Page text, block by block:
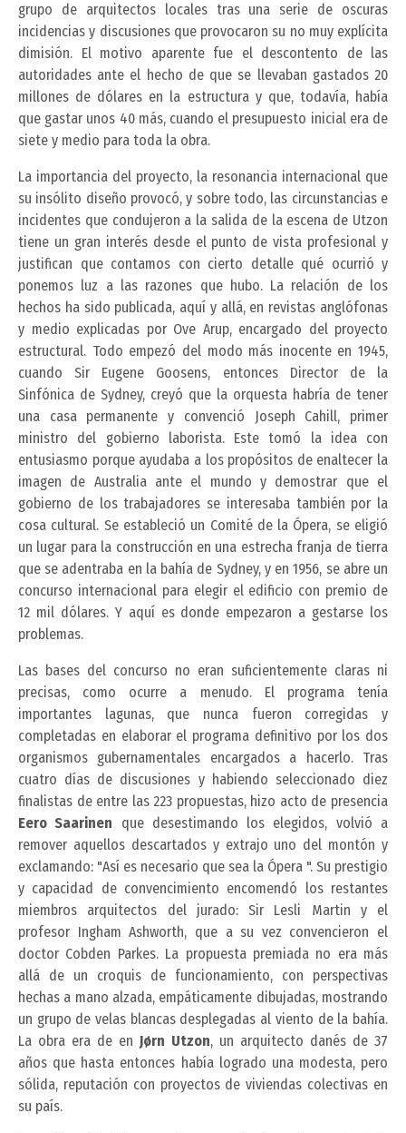
grupo de arquitectos locales tras una serie de oscuras
incidencias y discusiones que provocaron su no muy explícita
dimisión. El motivo aparente fue el descontento de las
autoridades ante el hecho de que se llevaban gastados 20
millones de dólares en la estructura y que, todavía, había
que gastar unos 40 más, cuando el presupuesto inicial era de
siete y medio para toda la obra.
La importancia del proyecto, la resonancia internacional que
su insólito diseño provocó, y sobre todo, las circunstancias e
incidentes que condujeron a la salida de la escena de Utzon
tiene un gran interés desde el punto de vista profesional y
justifican que contamos con cierto detalle qué ocurrió y
ponemos luz a las razones que hubo. La relación de los
hechos ha sido publicada, aquí y allá, en revistas anglófonas
y medio explicadas por Ove Arup, encargado del proyecto
estructural. Todo empezó del modo más inocente en 1945,
cuando Sir Eugene Goosens, entonces Director de la
Sinfónica de Sydney, creyó que la orquesta habría de tener
una casa permanente y convenció Joseph Cahill, primer
ministro del gobierno laborista. Este tomó la idea con
entusiasmo porque ayudaba a los propósitos de enaltecer la
imagen de Australia ante el mundo y demostrar que el
gobierno de los trabajadores se interesaba también por la
cosa cultural. Se estableció un Comité de la Ópera, se eligió
un lugar para la construcción en una estrecha franja de tierra
que se adentraba en la bahía de Sydney, y en 1956, se abre un
concurso internacional para elegir el edificio con premio de
12 mil dólares. Y aquí es donde empezaron a gestarse los
problemas.
Las bases del concurso no eran suficientemente claras ni
precisas, como ocurre a menudo. El programa tenía
importantes lagunas, que nunca fueron corregidas y
completadas en elaborar el programa definitivo por los dos
organismos gubernamentales encargados a hacerlo. Tras
cuatro días de discusiones y habiendo seleccionado diez
finalistas de entre las 223 propuestas, hizo acto de presencia
Eero Saarinen que desestimando los elegidos, volvió a
remover aquellos descartados y extrajo uno del montón y
exclamando: "Así es necesario que sea la Ópera ". Su prestigio
y capacidad de convencimiento encomendó los restantes
miembros arquitectos del jurado: Sir Lesli Martin y el
profesor Ingham Ashworth, que a su vez convencieron el
doctor Cobden Parkes. La propuesta premiada no era más
allá de un croquis de funcionamiento, con perspectivas
hechas a mano alzada, empáticamente dibujadas, mostrando
un grupo de velas blancas desplegadas al viento de la bahía.
La obra era de en Jørn Utzon, un arquitecto danés de 37
años que hasta entonces había logrado una modesta, pero
sólida, reputación con proyectos de viviendas colectivas en
su país.